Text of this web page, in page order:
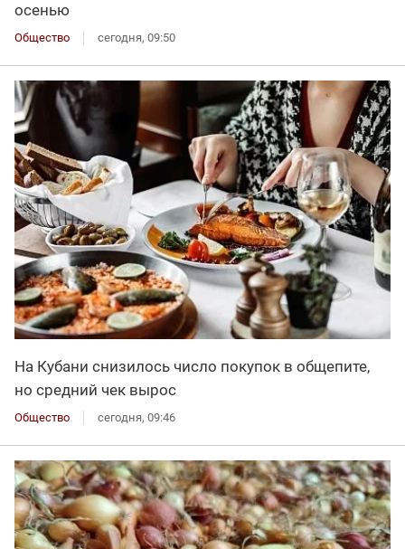
осенью
Общество сегодня, 09:50
На Кубани снизилось число покупок в общепите,
но средний чек вырос
Общество сегодня, 09:46